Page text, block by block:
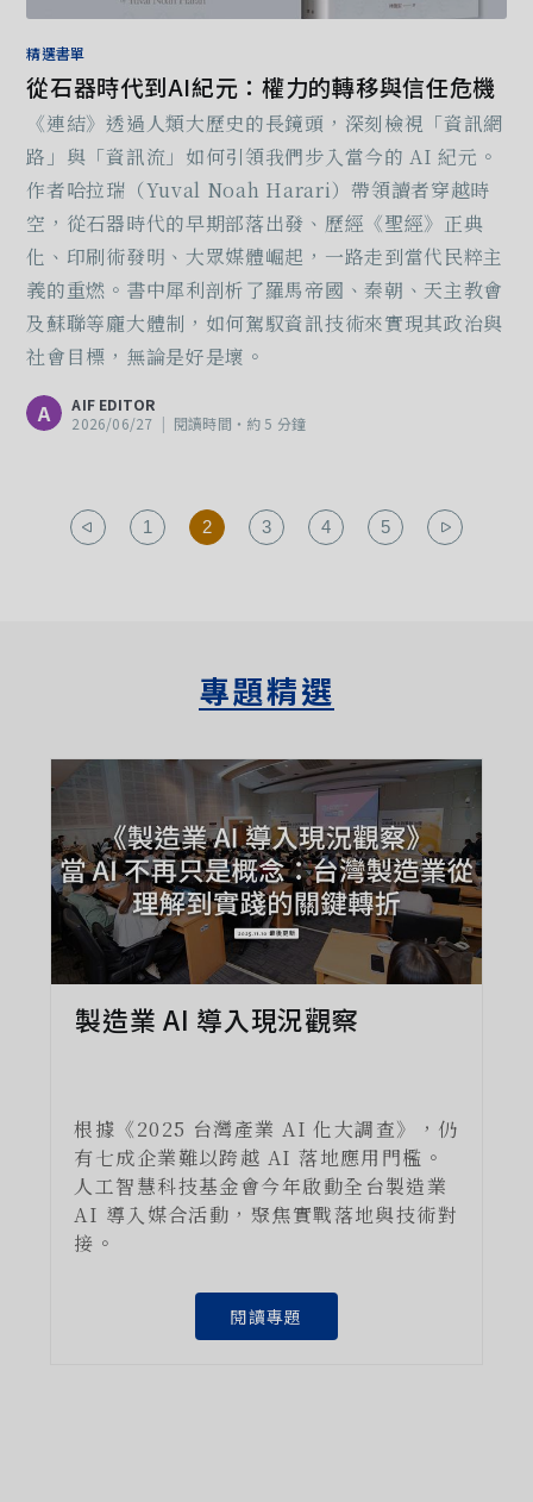
精選書單
從石器時代到AI紀元：權力的轉移與信任危機
《連結》透過人類大歷史的長鏡頭，深刻檢視「資訊網
路」與「資訊流」如何引領我們步入當今的 AI 紀元。
作者哈拉瑞（Yuval Noah Harari）帶領讀者穿越時
空，從石器時代的早期部落出發、歷經《聖經》正典
化、印刷術發明、大眾媒體崛起，一路走到當代民粹主
義的重燃。書中犀利剖析了羅馬帝國、秦朝、天主教會
及蘇聯等龐大體制，如何駕馭資訊技術來實現其政治與
社會目標，無論是好是壞。
A
AIF EDITOR
2026/06/27 | 閱讀時間‧約 5 分鐘
1 2 3 4 5
專題精選
製造業 AI 導入現況觀察
根據《2025 台灣產業 AI 化大調查》，仍
有七成企業難以跨越 AI 落地應用門檻。
人工智慧科技基金會今年啟動全台製造業
AI 導入媒合活動，聚焦實戰落地與技術對
接。
閱讀專題